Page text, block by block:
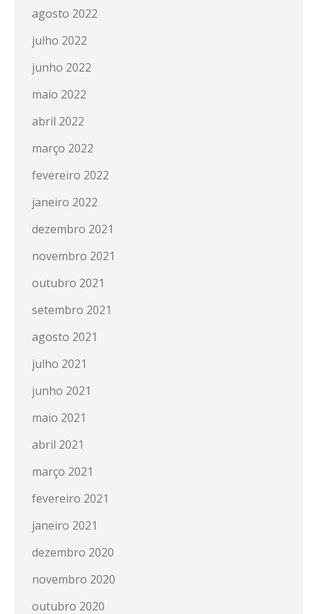
agosto 2022
julho 2022
junho 2022
maio 2022
abril 2022
março 2022
fevereiro 2022
janeiro 2022
dezembro 2021
novembro 2021
outubro 2021
setembro 2021
agosto 2021
julho 2021
junho 2021
maio 2021
abril 2021
março 2021
fevereiro 2021
janeiro 2021
dezembro 2020
novembro 2020
outubro 2020